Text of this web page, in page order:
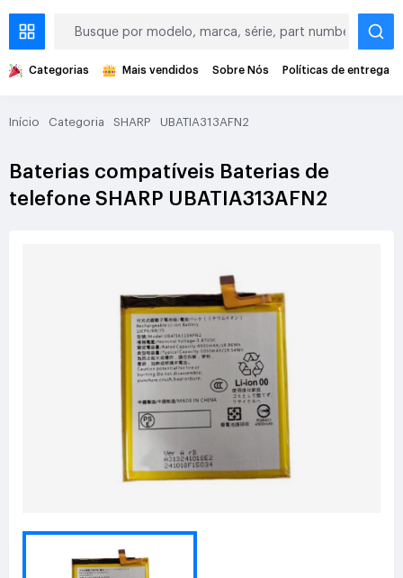
Categorias Mais vendidos Sobre Nós Políticas de entrega
Início Categoria SHARP UBATIA313AFN2
Baterias compatíveis Baterias de
telefone SHARP UBATIA313AFN2